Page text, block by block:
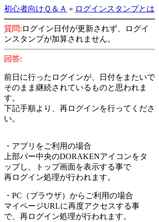
初心者向けＱ＆Ａ » ログインスタンプとは
質問: ログイン日付が更新されず、ログイ
ンスタンプが加算されません。
回答:
前日に行ったログインが、日付をまたいで
そのまま継続されているものと思われま
す。
下記手順より、再ログインを行ってくださ
い。
・アプリをご利用の場合
上部バー中央のDORAKENアイコンをタ
ップし、トップ画面を表示する事で
再ログイン処理が行われます。
・PC（ブラウザ）からご利用の場合
マイページURLに再度アクセスする事
で、再ログイン処理が行われます。